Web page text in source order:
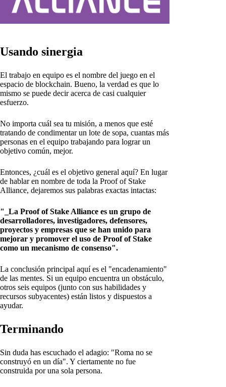
Usando sinergia
El trabajo en equipo es el nombre del juego en el
espacio de blockchain. Bueno, la verdad es que lo
mismo se puede decir acerca de casi cualquier
esfuerzo.
No importa cuál sea tu misión, a menos que esté
tratando de condimentar un lote de sopa, cuantas más
personas en el equipo trabajando para lograr un
objetivo común, mejor.
Entonces, ¿cuál es el objetivo general aquí? En lugar
de hablar en nombre de toda la Proof of Stake
Alliance, dejaremos sus palabras exactas intactas:
"_La Proof of Stake Alliance es un grupo de
desarrolladores, investigadores, defensores,
proyectos y empresas que se han unido para
mejorar y promover el uso de Proof of Stake
como un mecanismo de consenso".
La conclusión principal aquí es el "encadenamiento"
de las mentes. Si un equipo encuentra un obstáculo,
otros seis equipos (junto con sus habilidades y
recursos subyacentes) están listos y dispuestos a
ayudar.
Terminando
Sin duda has escuchado el adagio: "Roma no se
construyó en un día". Y ciertamente no fue
construida por una sola persona.